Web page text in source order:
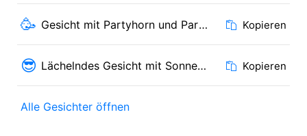
🥳 Gesicht mit Partyhorn und Partyhut Kopieren
😎 Lächelndes Gesicht mit Sonnenbrille Kopieren
Alle Gesichter öffnen